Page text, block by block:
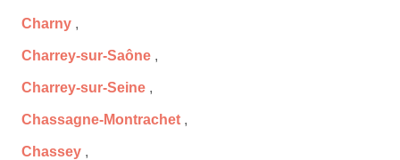
Charny ,
Charrey-sur-Saône ,
Charrey-sur-Seine ,
Chassagne-Montrachet ,
Chassey ,